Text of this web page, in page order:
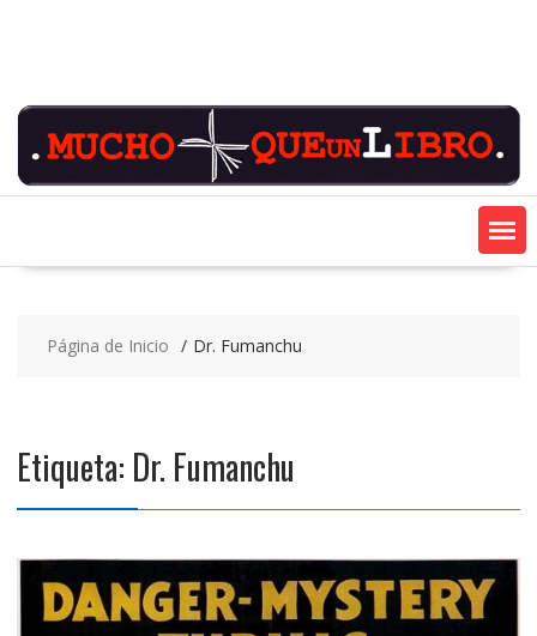
Página de Inicio Dr. Fumanchu
Etiqueta: Dr. Fumanchu